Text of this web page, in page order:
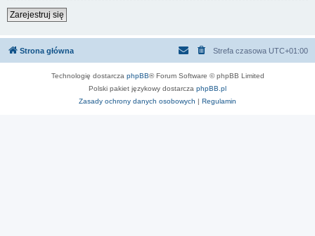
Zarejestruj się
Strona główna Strefa czasowa UTC+01:00
Technologię dostarcza phpBB® Forum Software © phpBB Limited
Polski pakiet językowy dostarcza phpBB.pl
Zasady ochrony danych osobowych | Regulamin